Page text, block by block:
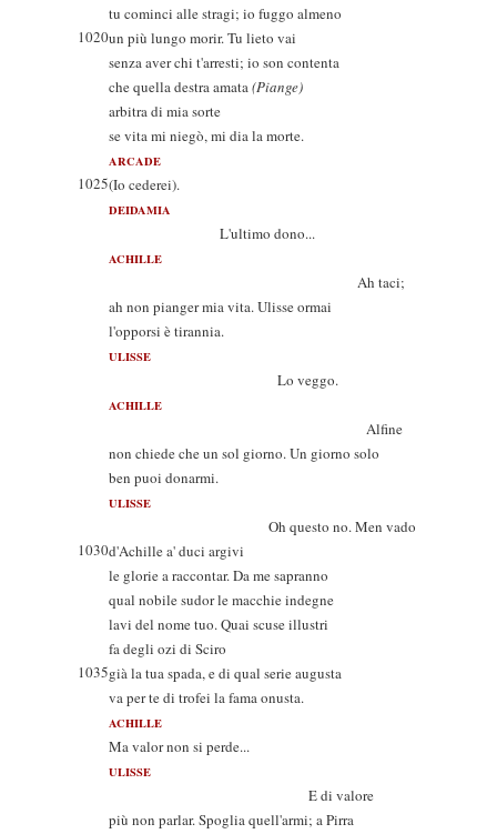
tu cominci alle stragi; io fuggo almeno
1020un più lungo morir. Tu lieto vai
senza aver chi t'arresti; io son contenta
che quella destra amata(Piange)
arbitra di mia sorte
se vita mi niegò, mi dia la morte.
ARCADE
1025(Io cederei).
DEIDAMIA
L'ultimo dono...
ACHILLE
Ah taci;
ah non pianger mia vita. Ulisse ormai
l'opporsi è tirannia.
ULISSE
Lo veggo.
ACHILLE
Alfine
non chiede che un sol giorno. Un giorno solo
ben puoi donarmi.
ULISSE
Oh questo no. Men vado
1030d'Achille a' duci argivi
le glorie a raccontar. Da me sapranno
qual nobile sudor le macchie indegne
lavi del nome tuo. Quai scuse illustri
fa degli ozi di Sciro
1035già la tua spada, e di qual serie augusta
va per te di trofei la fama onusta.
ACHILLE
Ma valor non si perde...
ULISSE
E di valore
più non parlar. Spoglia quell'armi; a Pirra